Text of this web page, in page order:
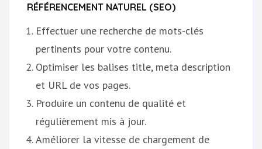
RÉFÉRENCEMENT NATUREL (SEO)
Effectuer une recherche de mots-clés
pertinents pour votre contenu.
Optimiser les balises title, meta description
et URL de vos pages.
Produire un contenu de qualité et
régulièrement mis à jour.
Améliorer la vitesse de chargement de